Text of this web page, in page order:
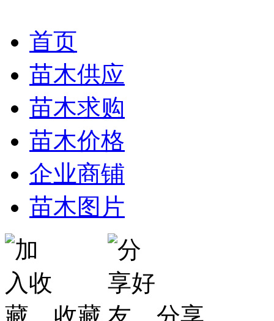
首页
苗木供应
苗木求购
苗木价格
企业商铺
苗木图片